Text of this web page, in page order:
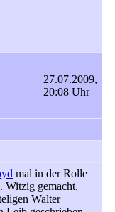
27.07.2009,
20:08 Uhr
mal in der Rolle
Witzig gemacht,
Walter